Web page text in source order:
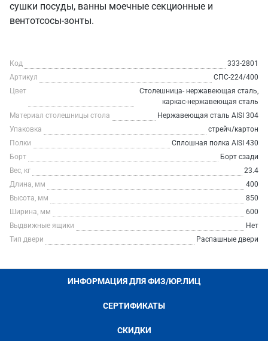
сушки посуды, ванны моечные секционные и
вентотсосы-зонты.
Код
333-2801
Артикул
СПС-224/400
Цвет
Столешница- нержавеющая сталь,
каркас-нержавеющая сталь
Материал столешницы стола
Нержавеющая сталь AISI 304
Упаковка
стрейч/картон
Полки
Сплошная полка AISI 430
Борт
Борт сзади
Вес, кг
23.4
Длина, мм
400
Высота, мм
850
Ширина, мм
600
Выдвижные ящики
Нет
Тип двери
Распашные двери
ИНФОРМАЦИЯ ДЛЯ ФИЗ/ЮР.ЛИЦ
СЕРТИФИКАТЫ
СКИДКИ